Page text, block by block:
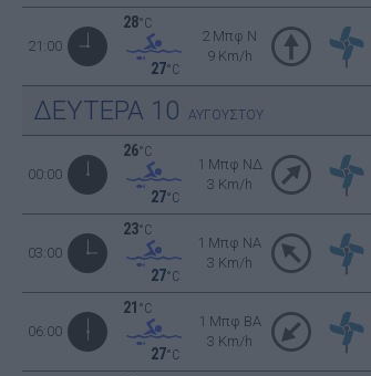
21:00
28°C
27°C
2 Μπφ N
9 Km/h
ΔΕΥΤΕΡΑ 10 ΑΥΓΟΥΣΤΟΥ
00:00
26°C
27°C
1 Μπφ ΝΔ
3 Km/h
03:00
23°C
27°C
1 Μπφ NA
3 Km/h
06:00
21 °C
27°C
1 Μπφ BA
3 Km/h